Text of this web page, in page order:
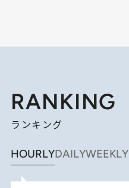
RANKING
ランキング
HOURLYDAILYWEEKLY